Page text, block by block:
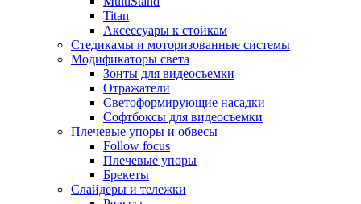
Titan
Аксессуары к стойкам
Стедикамы и моторизованные системы
Модификаторы света
Зонты для видеосъемки
Отражатели
Светоформирующие насадки
Софтбоксы для видеосъемки
Плечевые упоры и обвесы
Follow focus
Плечевые упоры
Брекеты
Слайдеры и тележки